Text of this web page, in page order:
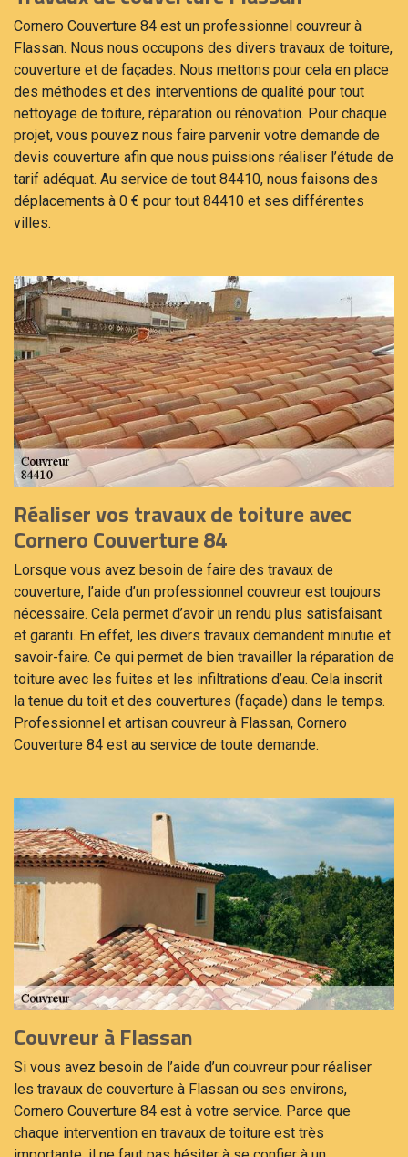
Cornero Couverture 84 est un professionnel couvreur à
Flassan. Nous nous occupons des divers travaux de toiture,
couverture et de façades. Nous mettons pour cela en place
des méthodes et des interventions de qualité pour tout
nettoyage de toiture, réparation ou rénovation. Pour chaque
projet, vous pouvez nous faire parvenir votre demande de
devis couverture afin que nous puissions réaliser l’étude de
tarif adéquat. Au service de tout 84410, nous faisons des
déplacements à 0 € pour tout 84410 et ses différentes
villes.
Réaliser vos travaux de toiture avec
Cornero Couverture 84
Lorsque vous avez besoin de faire des travaux de
couverture, l’aide d’un professionnel couvreur est toujours
nécessaire. Cela permet d’avoir un rendu plus satisfaisant
et garanti. En effet, les divers travaux demandent minutie et
savoir-faire. Ce qui permet de bien travailler la réparation de
toiture avec les fuites et les infiltrations d’eau. Cela inscrit
la tenue du toit et des couvertures (façade) dans le temps.
Professionnel et artisan couvreur à Flassan, Cornero
Couverture 84 est au service de toute demande.
Couvreur à Flassan
Si vous avez besoin de l’aide d’un couvreur pour réaliser
les travaux de couverture à Flassan ou ses environs,
Cornero Couverture 84 est à votre service. Parce que
chaque intervention en travaux de toiture est très